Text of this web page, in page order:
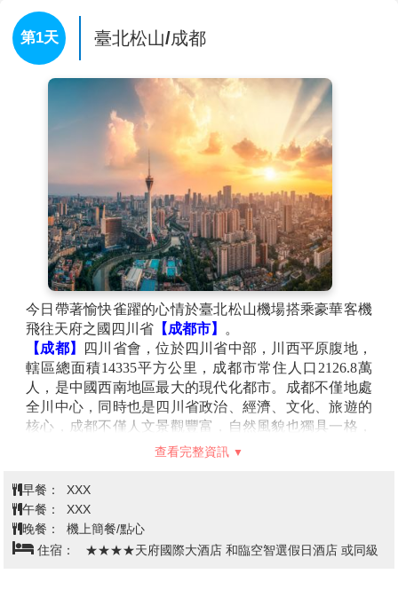
第1天 臺北松山/成都
今日帶著愉快雀躍的心情於臺北松山機場搭乘豪華客機
飛往天府之國四川省 【成都市】
。
【成都】
四川省會，位於四川省中部，川西平原腹地，
轄區總面積14335平方公里，成都市常住人口2126.8萬
人，是中國西南地區最大的現代化都市。成都不僅地處
全川中心，同時也是四川省政治、經濟、文化、旅遊的
核心，成都不僅人文景觀豐富，自然風貌也獨具一格，
早在1000多年前的唐代，詩人就唱出了「窗含西嶺千秋
查看完整資訊
早餐：
XXX
午餐：
XXX
晚餐：
機上簡餐/點心
住宿：
★★★★天府國際大酒店 和臨空智選假日酒店 或同級